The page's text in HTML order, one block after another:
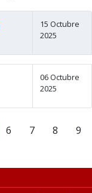
15 Octubre
2025
06 Octubre
2025
6 7 8
9